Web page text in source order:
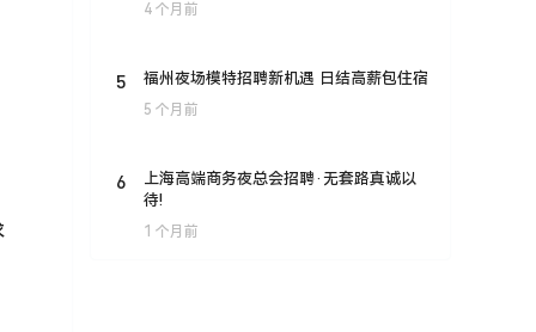
4 个月前
5 福州夜场模特招聘新机遇 日结高薪包住宿
5 个月前
6
上海高端商务夜总会招聘·无套路真诚以
待!
1 个月前